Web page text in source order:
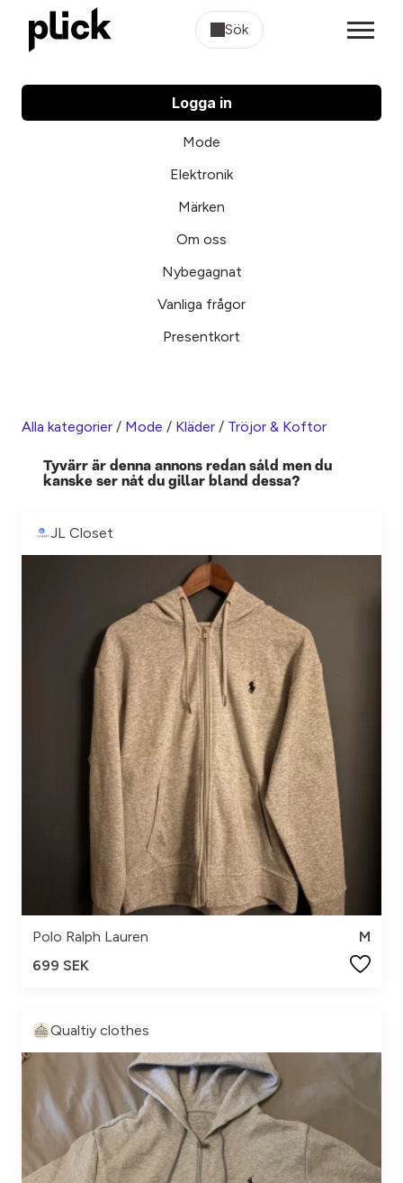
Sök
Logga in
Mode
Elektronik
Märken
Om oss
Nybegagnat
Vanliga frågor
Presentkort
Alla kategorier / Mode / Kläder / Tröjor & Koftor
Tyvärr är denna annons redan såld men du
kanske ser nåt du gillar bland dessa?
JL Closet
Polo Ralph Lauren
M
699 SEK
Qualtiy clothes